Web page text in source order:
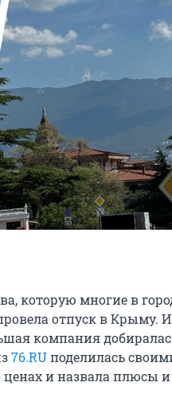
которую многие в
отпуск в Крыму.
компания
76.RUподелилась
ценах и назвала плюсы